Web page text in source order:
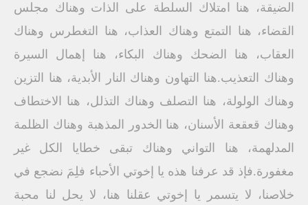
الضيقة، هنا امتلاك السلطة على الذات وهناك مجلس
القضاء، هنا التمتع وهناك العذاب، هنا التغطرس وهناك
العقاب، هنا الضحك وهناك البكاء، هنا إهمال السيرة
وهناك التعذيب.هنا التهاون وهناك النار الأبدية، هنا التزين
وهناك الولولة، هنا التصلف وهناك التذلل، هنا الاختطاف
وهناك قعقعة الأسنان، هنا الخدور المذهبة وهناك الظلمة
المدلهمة، هنا التواني وهناك تبقى خطايا الكل غير
مغفورة.فإذ قد عرفنا هذه يا إخوتي الأحباء فلِمَ نضجع في
خلاصنا، لا يتسمر يا إخوتي عقلنا هنا، لا يحل لنا محبة